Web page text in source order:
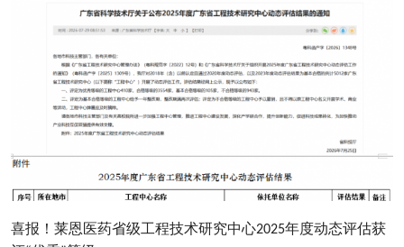
喜报！莱恩医药省级工程技术研究中心2025年度动态评估获